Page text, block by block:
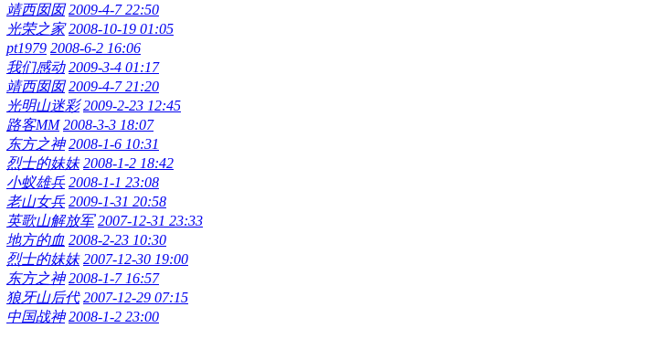
靖西囡囡 2009-4-7 22:50
光荣之家 2008-10-19 01:05
pt1979 2008-6-2 16:06
我们感动 2009-3-4 01:17
靖西囡囡 2009-4-7 21:20
光明山迷彩 2009-2-23 12:45
路客MM 2008-3-3 18:07
东方之神 2008-1-6 10:31
烈士的妹妹 2008-1-2 18:42
小蚁雄兵 2008-1-1 23:08
老山女兵 2009-1-31 20:58
英歌山解放军 2007-12-31 23:33
地方的血 2008-2-23 10:30
烈士的妹妹 2007-12-30 19:00
东方之神 2008-1-7 16:57
狼牙山后代 2007-12-29 07:15
中国战神 2008-1-2 23:00